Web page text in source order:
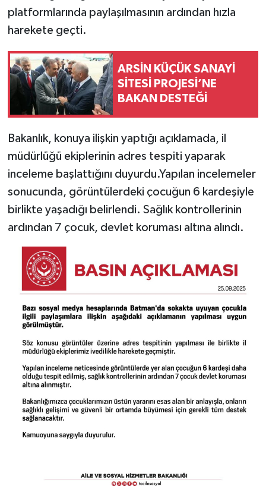
platformlarında paylaşılmasının ardından hızla
harekete geçti.
ARSİN KÜÇÜK SANAYİ
SİTESİ PROJESİ’NE
BAKAN DESTEĞİ
Bakanlık, konuya ilişkin yaptığı açıklamada, il
müdürlüğü ekiplerinin adres tespiti yaparak
inceleme başlattığını duyurdu.Yapılan incelemeler
sonucunda, görüntülerdeki çocuğun 6 kardeşiyle
birlikte yaşadığı belirlendi. Sağlık kontrollerinin
ardından 7 çocuk, devlet koruması altına alındı.